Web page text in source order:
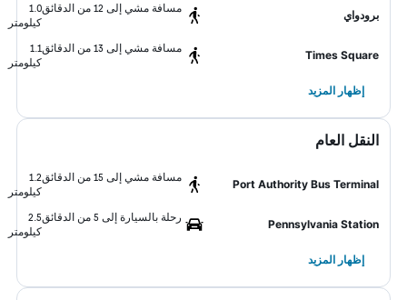
برودواي
مسافة مشي إلى 12 من الدقائق
1.0
كيلومتر
Times Square
مسافة مشي إلى 13 من الدقائق
1.1
كيلومتر
إظهار المزيد
النقل العام
Port Authority Bus Terminal
مسافة مشي إلى 15 من الدقائق
1.2
كيلومتر
Pennsylvania Station
رحلة بالسيارة إلى 5 من الدقائق
2.5
كيلومتر
إظهار المزيد